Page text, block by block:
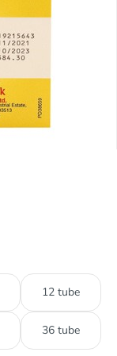
12 tube
36 tube